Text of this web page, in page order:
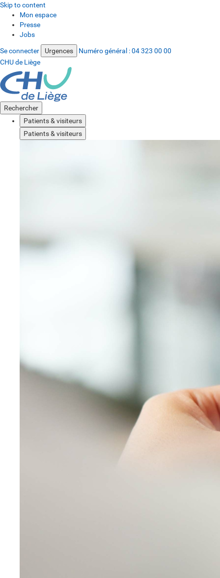
Skip to content
Mon espace
Presse
Jobs
Se connecter Urgences Numéro général :04 323 00 00
CHU de Liège
Rechercher
Patients & visiteurs
Patients & visiteurs